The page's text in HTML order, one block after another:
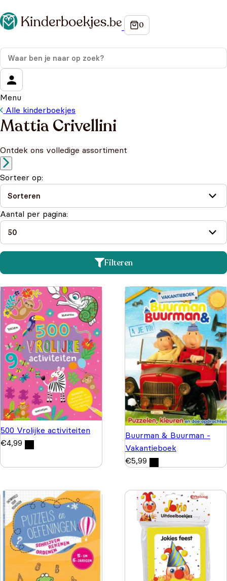
Menu
Alle kinderboekjes
Mattia Crivellini
Ontdek ons volledige assortiment
Sorteer op:
Aantal per pagina:
Filteren
500 Vrolijke activiteiten
€4,99
Buurman & Buurman -
Vakantieboek
€5,99